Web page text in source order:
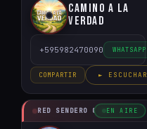
Camino a la
Verdad
+595982470090 WHATSAPP
COMPARTIR ► ESCUCHAR
RED SENDERO CRISTIANO
EN AIRE